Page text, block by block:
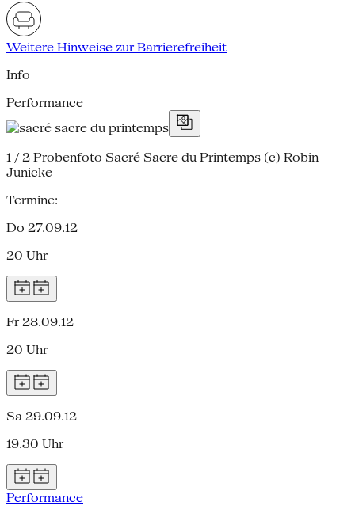
Weitere Hinweise zur Barrierefreiheit
Info
Performance
1 / 2 Probenfoto Sacré Sacre du Printemps (c) Robin
Junicke
Termine:
Do 27.09.12
20 Uhr
Fr 28.09.12
20 Uhr
Sa 29.09.12
19.30 Uhr
Performance